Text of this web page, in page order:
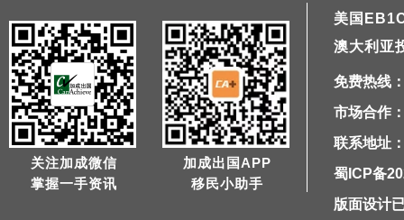
关注加成微信
掌握一手资讯
加成出国APP
移民小助手
美国
澳大利亚
免费热线
市场合作
联系地址
蜀ICP备
版面设计